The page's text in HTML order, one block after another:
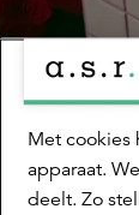
Met cookies
apparaat.
deelt. Zo